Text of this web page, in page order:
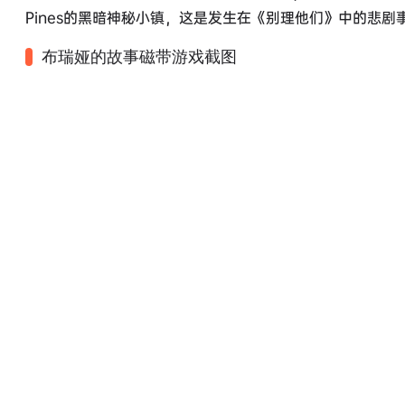
Pines的黑暗神秘小镇，这是发生在《别理他们》中的悲剧
布瑞娅的故事磁带游戏截图